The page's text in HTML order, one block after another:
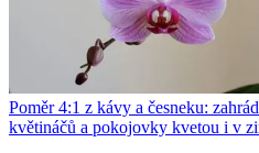
Poměr 4:1 z kávy a česneku:
květináčů a pokojovky kvetou i v